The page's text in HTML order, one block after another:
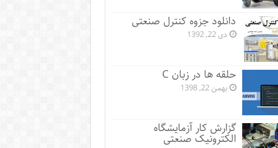
دانلود جزوه کنترل صنعتی
دی 22, 1392
حلقه ها در زبان C
بهمن 22, 1398
گزارش کار آزمایشگاه
الکترونیک صنعتی